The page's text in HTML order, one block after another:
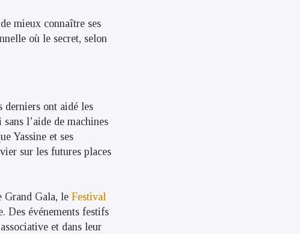
mieux connaître ses
où le secret, selon
derniers ont aidé les
l’aide de machines
Yassine et ses
sur les futures places
Grand Gala, le Festival
Des événements festifs
et dans leur